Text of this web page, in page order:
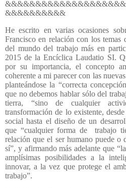
&&&&&&&&&&
He escrito en varias ocasiones
Francisco en relación con los temas
del mundo del trabajo más en
2015 de la Encíclica Laudatio SI.
por su importancia, el concepto
coherente a mi parecer con las
planteándose la “correcta
que no debemos hablar sólo del
tierra, “sino de cualquier
transformación de lo existente,
social hasta el diseño de un
que “cualquier forma de
trabajo
relación que el ser humano puede o
sí”, y afirmando más adelante que
amplísimas posibilidades a la
innovar, a la vez que protege el
trabajo”.